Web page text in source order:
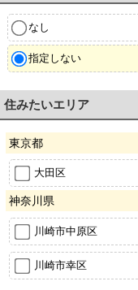
なし
指定しない
住みたいエリア
東京都
大田区
神奈川県
川崎市中原区
川崎市幸区